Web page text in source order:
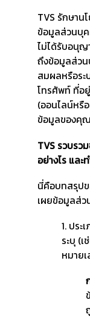
TVS รักษาน
ข้อมูลส่วนบุค
ไม่ได้รับอนุญ
ถึงข้อมูลส่วน
สมผลหรือร
โทรศัพท์ ที่อ
(ออนไลน์หรื
ข้อมูลของคุณ
TVS รวบรว
อย่างไร และ
นี่คือบทสรุปข
เผยข้อมูลส่ว
1. ปร
ระบุ (
หมาย